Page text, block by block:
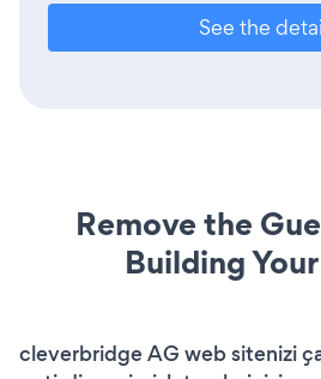
See the
Remove the
Building
cleverbridge AG web sitenizi